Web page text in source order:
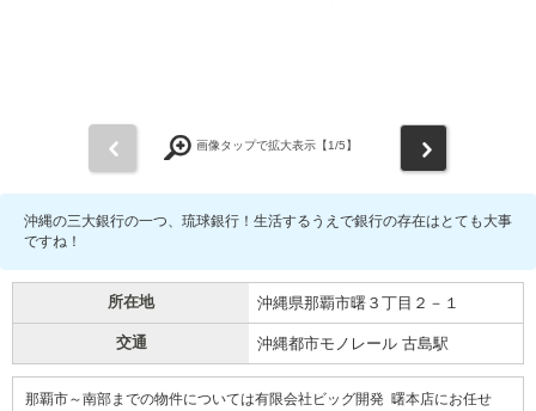
画像タップで拡大表示【1/5】
沖縄の三大銀行の一つ、琉球銀行！生活するうえで銀行の存在はとても大事
ですね！
所在地 沖縄県那覇市曙３丁目２－１
交通 沖縄都市モノレール 古島駅
那覇市～南部までの物件については有限会社ビッグ開発 曙本店にお任せ